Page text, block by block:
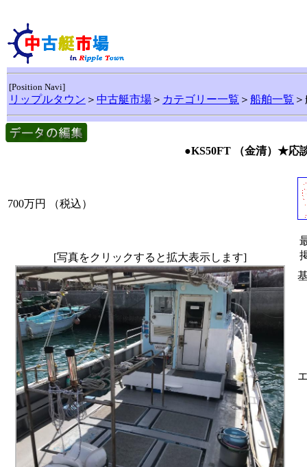
[Position Navi]
リップルタウン ＞ 中古艇市場 ＞ カテゴリー一覧 ＞ 船舶一覧
●KS50FT （金清）★応
700万円 （税込）
[写真をクリックすると拡大表示します]